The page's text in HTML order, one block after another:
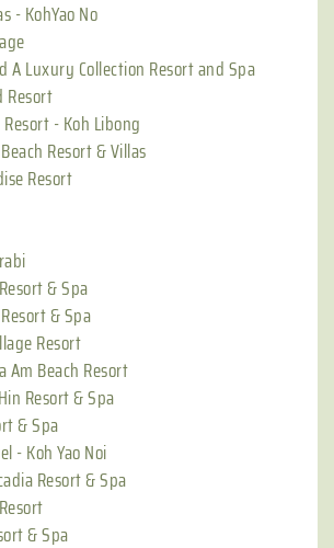
- KohYao No
A Luxury Collection Resort and Spa
Resort
- Koh Libong
Resort & Villas
Resort
& Spa
& Spa
Resort
Am Beach Resort
Resort & Spa
& Spa
- Koh Yao Noi
Resort & Spa
& Spa